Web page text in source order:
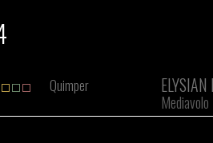
Quimper ELYSIAN
Mediavolo